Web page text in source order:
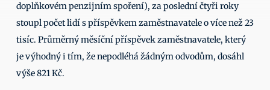
doplňkovém penzijním spoření), za poslední čtyři roky
stoupl počet lidí s příspěvkem zaměstnavatele o více než 23
tisíc. Průměrný měsíční příspěvek zaměstnavatele, který
je výhodný i tím, že nepodléhá žádným odvodům, dosáhl
výše 821 Kč.